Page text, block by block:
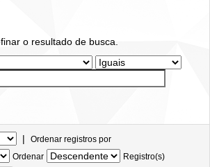
o resultado de busca.
| Ordenar registros por
Ordenar
Registro(s)